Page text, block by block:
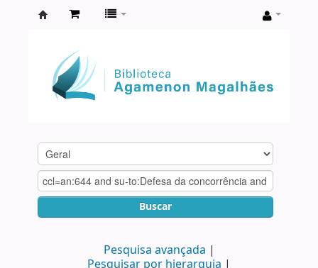
Agamenon
Magalhães
Buscar
Pesquisa avançada
Pesquisar por hierarquia